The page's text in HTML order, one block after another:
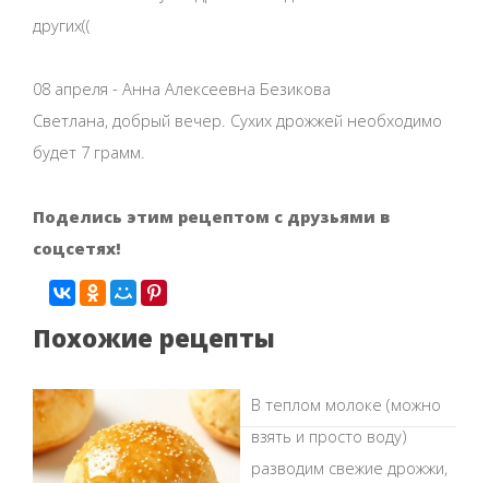
других((
08 апреля - Анна Алексеевна Безикова
Светлана, добрый вечер. Сухих дрожжей необходимо
будет 7 грамм.
Поделись этим рецептом с друзьями в
соцсетях!
Похожие рецепты
В теплом молоке (можно
взять и просто воду)
разводим свежие дрожжи,